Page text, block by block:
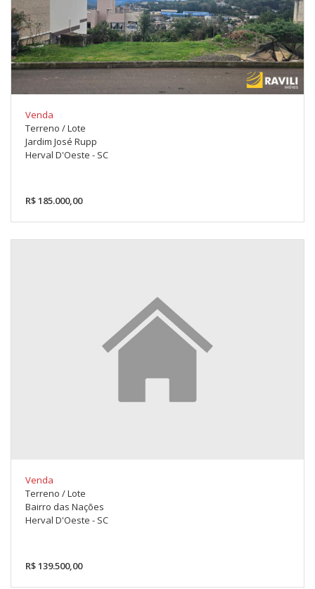
Venda
Terreno / Lote
Jardim José Rupp
Herval D'Oeste - SC
R$ 185.000,00
Venda
Terreno / Lote
Bairro das Nações
Herval D'Oeste - SC
R$ 139.500,00